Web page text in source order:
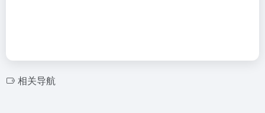
相关导航